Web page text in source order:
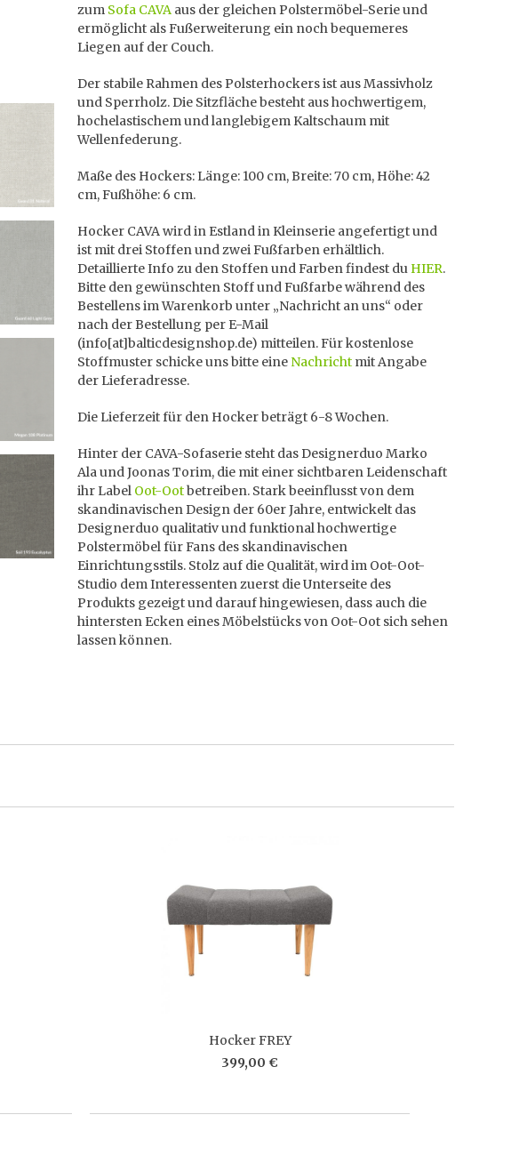
zum Sofa CAVA aus der gleichen Polstermöbel-Serie und
ermöglicht als Fußerweiterung ein noch bequemeres
Liegen auf der Couch.
Der stabile Rahmen des Polsterhockers ist aus Massivholz
und Sperrholz. Die Sitzfläche besteht aus hochwertigem,
hochelastischem und langlebigem Kaltschaum mit
Wellenfederung.
Maße des Hockers: Länge: 100 cm, Breite: 70 cm, Höhe: 42
cm, Fußhöhe: 6 cm.
Hocker CAVA wird in Estland in Kleinserie angefertigt und
ist mit drei Stoffen und zwei Fußfarben erhältlich.
Detaillierte Info zu den Stoffen und Farben findest du HIER.
Bitte den gewünschten Stoff und Fußfarbe während des
Bestellens im Warenkorb unter „Nachricht an uns“ oder
nach der Bestellung per E-Mail
(info[at]balticdesignshop.de) mitteilen. Für kostenlose
Stoffmuster schicke uns bitte eine Nachricht mit Angabe
der Lieferadresse.
Die Lieferzeit für den Hocker beträgt 6-8 Wochen.
Hinter der CAVA-Sofaserie steht das Designerduo Marko
Ala und Joonas Torim, die mit einer sichtbaren Leidenschaft
ihr Label Oot-Ootbetreiben. Stark beeinflusst von dem
skandinavischen Design der 60er Jahre, entwickelt das
Designerduo qualitativ und funktional hochwertige
Polstermöbel für Fans des skandinavischen
Einrichtungsstils. Stolz auf die Qualität, wird im Oot-Oot-
Studio dem Interessenten zuerst die Unterseite des
Produkts gezeigt und darauf hingewiesen, dass auch die
hintersten Ecken eines Möbelstücks von Oot-Oot sich sehen
lassen können.
Hocker FREY
399,00 €